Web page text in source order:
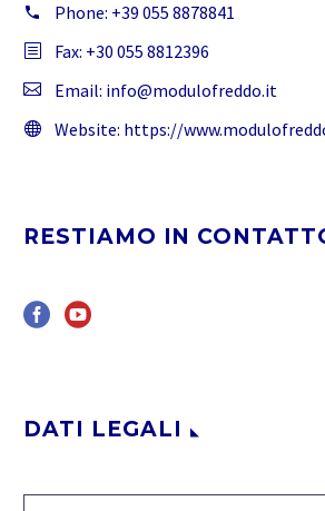
Phone: +39 055 8878841
Fax: +30 055 8812396
Email: info@modulofreddo.it
Website: https://
RESTIAMO IN
DATI LEGALI